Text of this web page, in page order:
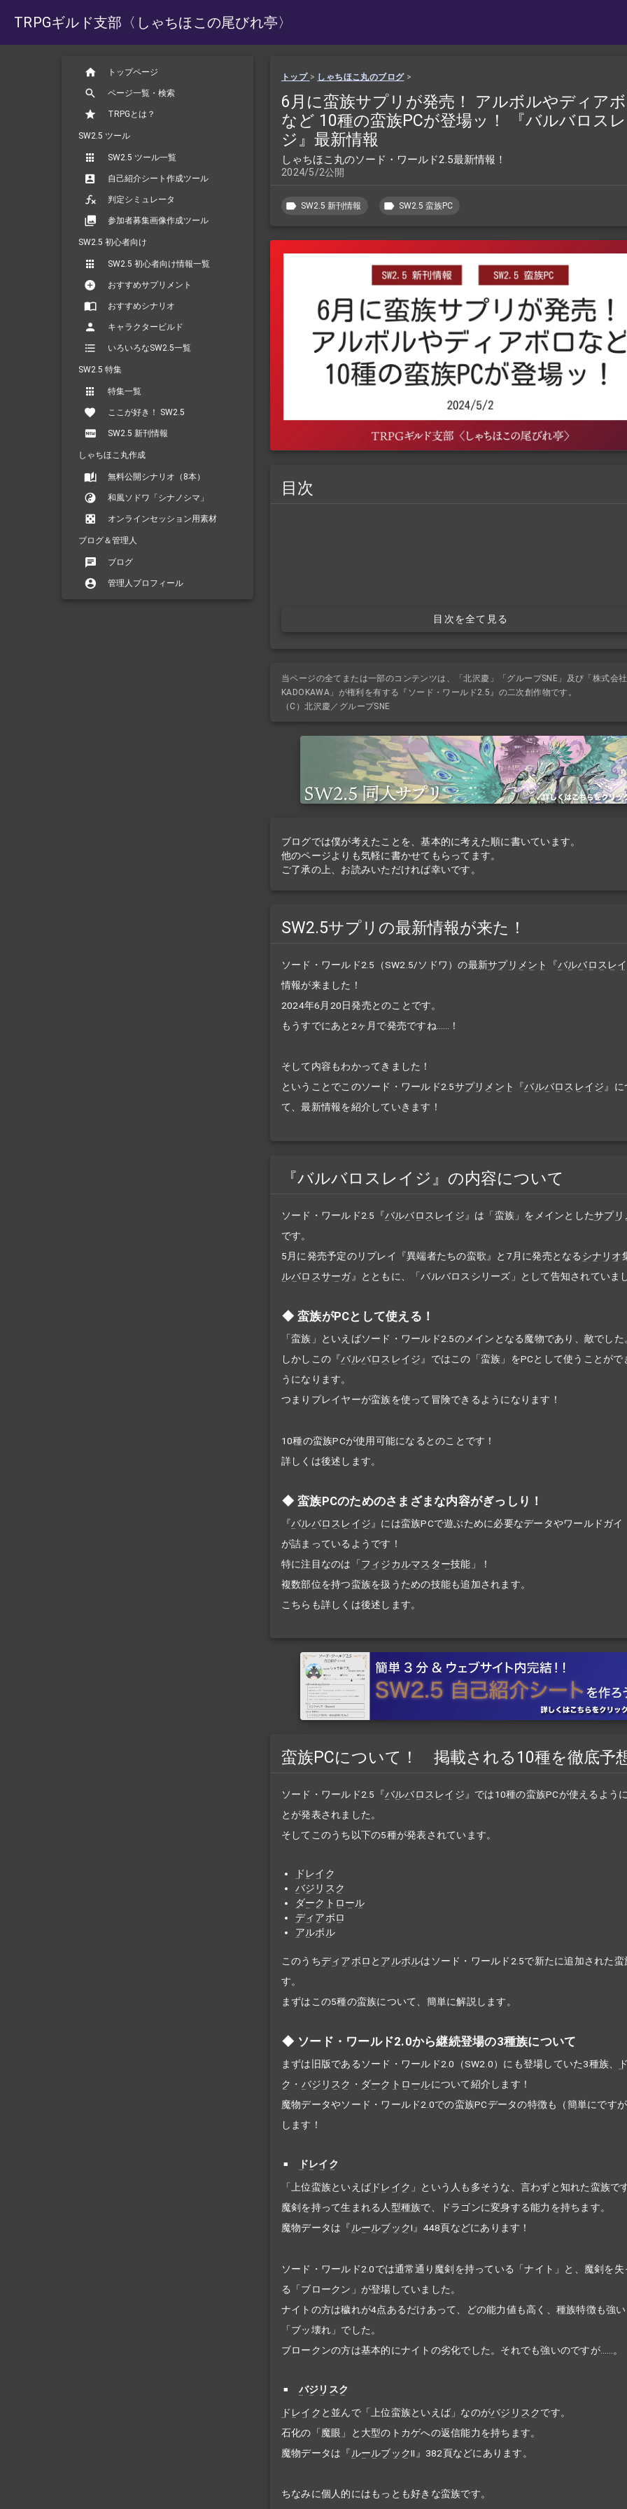
TRPGギルド支部 〈しゃちほこの尾びれ亭〉
トップページ
ページ一覧・検索
TRPGとは？
SW2.5 ツール
SW2.5 ツール一覧
自己紹介シート作成ツール
判定シミュレータ
参加者募集画像作成ツール
SW2.5 初心者向け
SW2.5 初心者向け情報一覧
おすすめサプリメント
おすすめシナリオ
キャラクタービルド
いろいろなSW2.5一覧
SW2.5 特集
特集一覧
ここが好き！ SW2.5
SW2.5 新刊情報
しゃちほこ丸作成
無料公開シナリオ（8本）
和風ソドワ「シナノシマ」
オンラインセッション用素材
ブログ＆管理人
ブログ
管理人プロフィール
トップ > しゃちほこ丸のブログ>
6月に蛮族サプリが発売！ アルボルやディア
など 10種の蛮族PCが登場ッ！ 『バルバロス
ジ』最新情報
しゃちほこ丸のソード・ワールド2.5最新情報！
2024/5/2公開
SW2.5 新刊情報 SW2.5 蛮族PC
目次
目次を全て見る
当ページの全てまたは一部のコンテンツは、「北沢慶」「グループSNE」及び「株式会社
KADOKAWA」が権利を有する『ソード・ワールド2.5』の二次創作物です。
（C）北沢慶／グループSNE
ブログでは僕が考えたことを、基本的に考えた順に書いています。
他のページよりも気軽に書かせてもらってます。
ご了承の上、お読みいただければ幸いです。
SW2.5サプリの最新情報が来た！
ソード・ワールド2.5（SW2.5/ソドワ）の最新サプリメント 『バルバロスレ
情報が来ました！
2024年6月20日発売とのことです。
もうすでにあと2ヶ月で発売ですね……！
そして内容もわかってきました！
ということでこのソード・ワールド2.5サプリメント 『バルバロスレイジ』に
て、最新情報を紹介していきます！
『バルバロスレイジ』の内容について
ソード・ワールド2.5『バルバロスレイジ 』は「蛮族」をメインとしたサプリ
です。
5月に発売予定のリプレイ『異端者たちの蛮歌』と7月に発売となる シナリオ
ルバロスサーガ』とともに、「バルバロスシリーズ」として告知されていま
蛮族がPCとして使える！
「蛮族」といえばソード・ワールド2.5のメインとなる魔物であり、敵でした
しかしこの『バルバロスレイジ 』ではこの「蛮族」をPCとして使うことがで
うになります。
つまりプレイヤーが蛮族を使って冒険できるようになります！
10種の蛮族PCが使用可能になるとのことです！
詳しくは後述します。
蛮族PCのためのさまざまな内容がぎっしり！
『バルバロスレイジ 』には蛮族PCで遊ぶために必要なデータやワールドガイ
が詰まっているようです！
特に注目なのは「フィジカルマスター技能」！
複数部位を持つ蛮族を扱うための技能も追加されます。
こちらも詳しくは後述します。
蛮族PCについて！ 掲載される10種を徹底予
ソード・ワールド2.5『バルバロスレイジ』では10種の蛮族PCが使えるよう
とが発表されました。
そしてこのうち以下の5種が発表されています。
ドレイク
バジリスク
ダークトロール
ディアボロ
アルボル
このうちディアボロ と アルボルはソード・ワールド2.5で新たに追加された蛮
す。
まずはこの5種の蛮族について、簡単に解説します。
ソード・ワールド2.0から継続登場の3種族について
まずは旧版であるソード・ワールド2.0（SW2.0）にも登場していた3種族、
ク ・ バジリスク ・ ダークトロールについて紹介します！
魔物データやソード・ワールド2.0での蛮族PCデータの特徴も（簡単にです
します！
ドレイク
「上位蛮族といえば ドレイク 」という人も多そうな、言わずと知れた蛮族で
魔剣を持って生まれる人型種族で、ドラゴンに変身する能力を持ちます。
魔物データは『 ルールブックI』448頁などにあります！
ソード・ワールド2.0では通常通り魔剣を持っている「ナイト」と、魔剣を失
る「ブロークン」が登場していました。
ナイトの方は穢れが4点あるだけあって、どの能力値も高く、種族特徴も強
「ブッ壊れ」でした。
ブロークンの方は基本的にナイトの劣化でした。それでも強いのですが……。
バジリスク
ドレイク と並んで「上位蛮族といえば」なのがバジリスクです。
石化の「魔眼」と大型のトカゲへの返信能力を持ちます。
魔物データは『 ルールブックII』382頁などにあります。
ちなみに個人的にはもっとも好きな蛮族です。